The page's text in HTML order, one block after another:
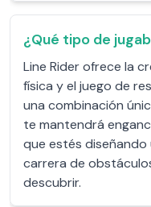
¿Qué tipo de
Line Rider ofrece la
física y el juego de
una combinación
te mantendrá
que estés diseñando
carrera de
descubrir.